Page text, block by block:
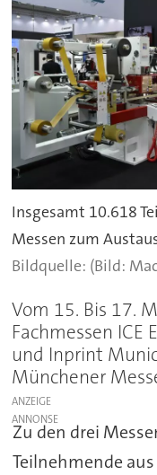
Insgesamt 10.618
Messen zum
(Bild:
Vom 15. Bis 17.
Fachmessen ICE
und Inprint
Münchener
ANZEIGE
Zu den drei
Teilnehmende